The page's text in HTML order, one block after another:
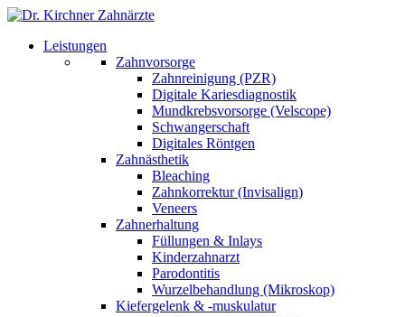
Leistungen
Zahnvorsorge
Zahnreinigung (PZR)
Digitale Kariesdiagnostik
Mundkrebsvorsorge (Velscope)
Schwangerschaft
Digitales Röntgen
Zahnästhetik
Bleaching
Zahnkorrektur (Invisalign)
Veneers
Zahnerhaltung
Füllungen & Inlays
Kinderzahnarzt
Parodontitis
Wurzelbehandlung (Mikroskop)
Kiefergelenk & -muskulatur